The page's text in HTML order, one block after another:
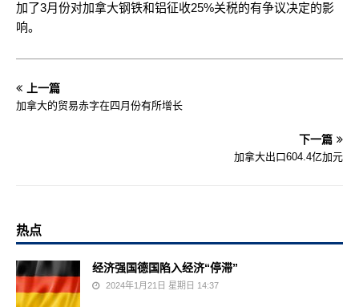
加了3月份对加拿大钢铁和铝征收25%关税的有争议决定的影
响。
上一篇
加拿大的贸易赤字在四月份有所增长
下一篇
加拿大出口604.4亿加元
热点
经济强国德国陷入经济“停滞”
2024年1月21日 星期日 14:37